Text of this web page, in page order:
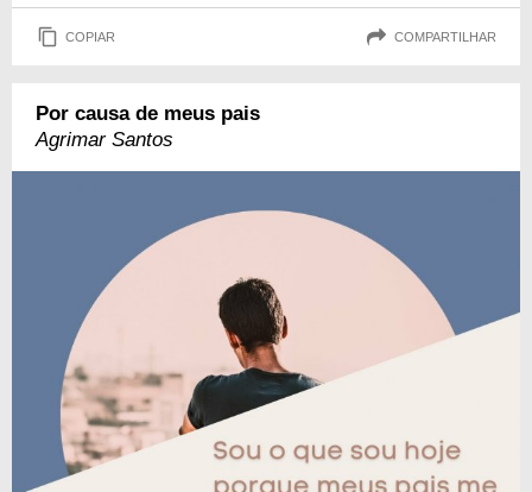
COPIAR COMPARTILHAR
Por causa de meus pais
Agrimar Santos